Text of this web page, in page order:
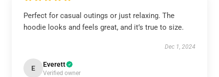
Perfect for casual outings or just relaxing. The
hoodie looks and feels great, and it’s true to size.
Dec 1, 2024
E Everett
Verified owner